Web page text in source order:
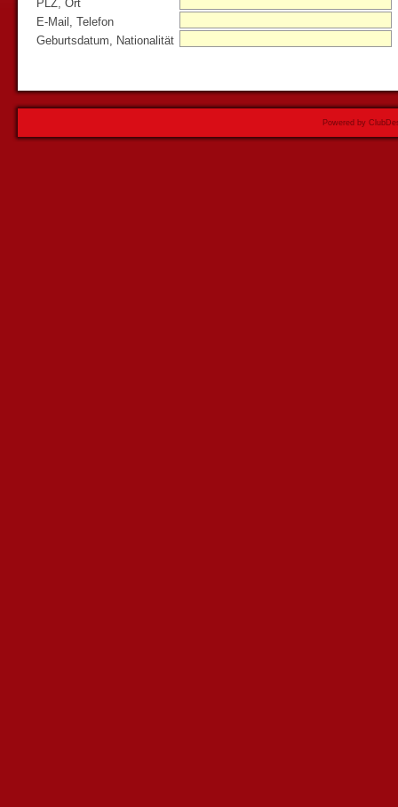
PLZ, Ort
E-Mail, Telefon
Geburtsdatum, Nationalität
Powered by